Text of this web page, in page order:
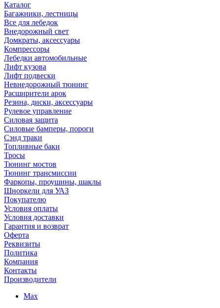
Каталог
Багажники, лестницы
Все для лебедок
Внедорожный свет
Домкраты, аксессуары
Компрессоры
Лебедки автомобильные
Лифт кузова
Лифт подвески
Невнедорожный тюнинг
Расширители арок
Резина, диски, аксессуары
Рулевое управление
Силовая защита
Силовые бамперы, пороги
Сэнд траки
Топливные баки
Тросы
Тюнинг мостов
Тюнинг трансмиссии
Фаркопы, проушины, шаклы
Шноркели для УАЗ
Покупателю
Условия оплаты
Условия доставки
Гарантия и возврат
Оферта
Реквизиты
Политика
Компания
Контакты
Производители
Max